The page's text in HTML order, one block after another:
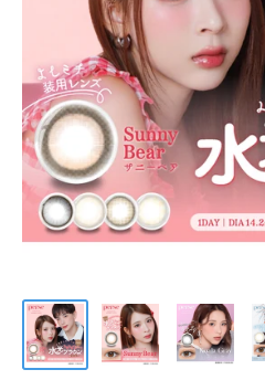
ご利用ガイド
よくあるご質問